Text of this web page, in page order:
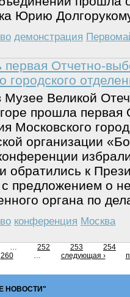
Юрию
демонстрация
первая Отчетно-
городского
Музее Великой
прошла первая
Московского
организации
обратились к
предложением о
органа по
конференция Москва
… 252 253
254
260
… следующая ›
НОВОСТИ"